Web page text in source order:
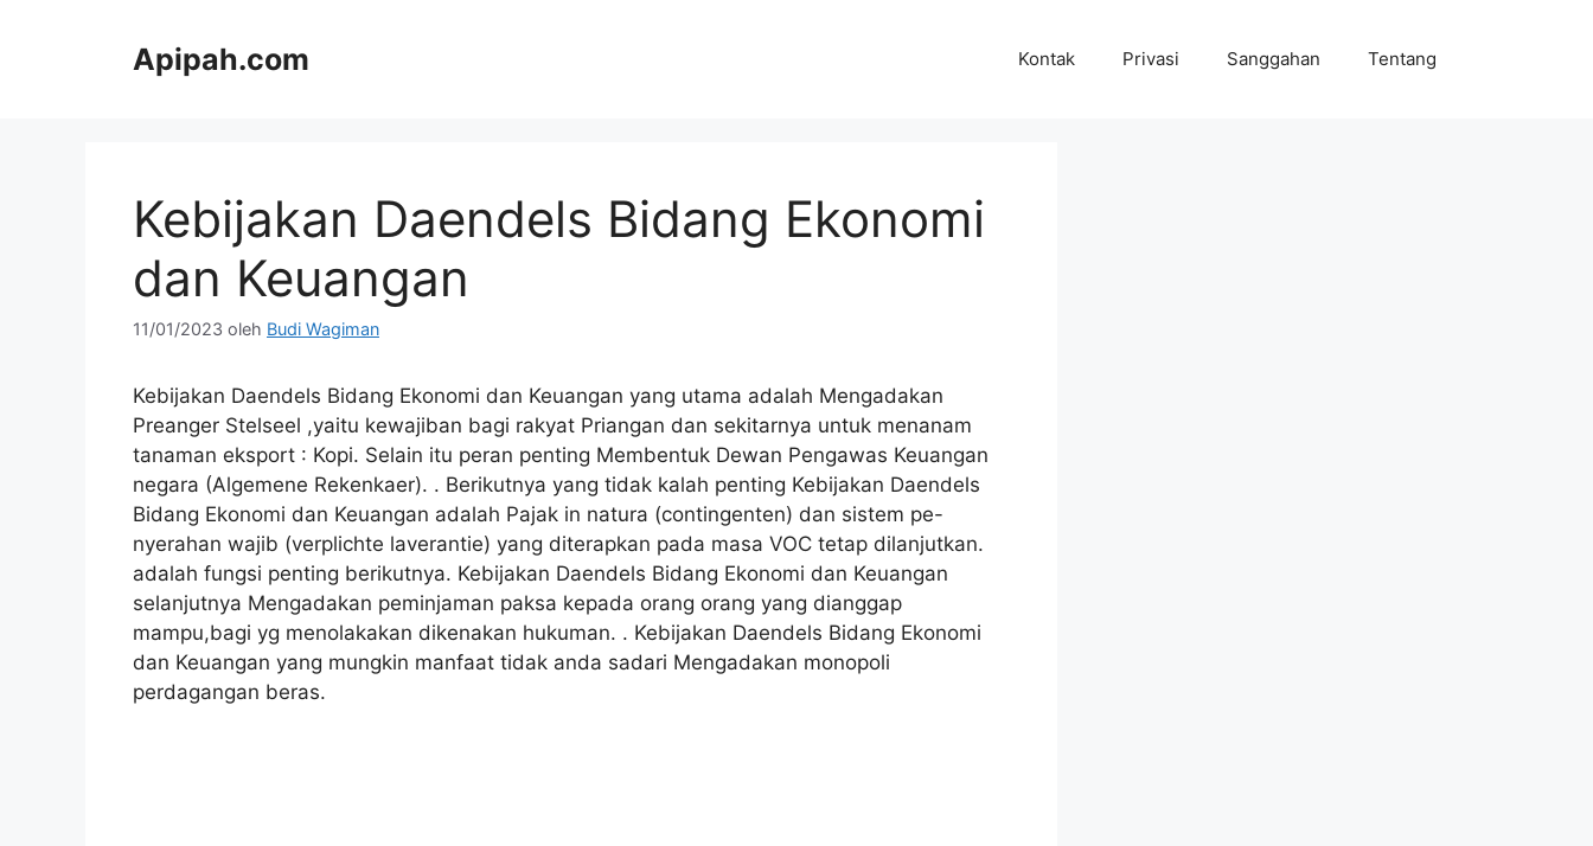
Apipah.com Kontak Privasi Sanggahan Tentang
Kebijakan Daendels Bidang Ekonomi
dan Keuangan
11/01/2023 oleh Budi Wagiman
Kebijakan Daendels Bidang Ekonomi dan Keuangan yang utama adalah Mengadakan
Preanger Stelseel ,yaitu kewajiban bagi rakyat Priangan dan sekitarnya untuk menanam
tanaman eksport : Kopi. Selain itu peran penting Membentuk Dewan Pengawas Keuangan
negara (Algemene Rekenkaer). . Berikutnya yang tidak kalah penting Kebijakan Daendels
Bidang Ekonomi dan Keuangan adalah Pajak in natura (contingenten) dan sistem pe-
nyerahan wajib (verplichte laverantie) yang diterapkan pada masa VOC tetap dilanjutkan.
adalah fungsi penting berikutnya. Kebijakan Daendels Bidang Ekonomi dan Keuangan
selanjutnya Mengadakan peminjaman paksa kepada orang orang yang dianggap
mampu,bagi yg menolakakan dikenakan hukuman. . Kebijakan Daendels Bidang Ekonomi
dan Keuangan yang mungkin manfaat tidak anda sadari Mengadakan monopoli
perdagangan beras.